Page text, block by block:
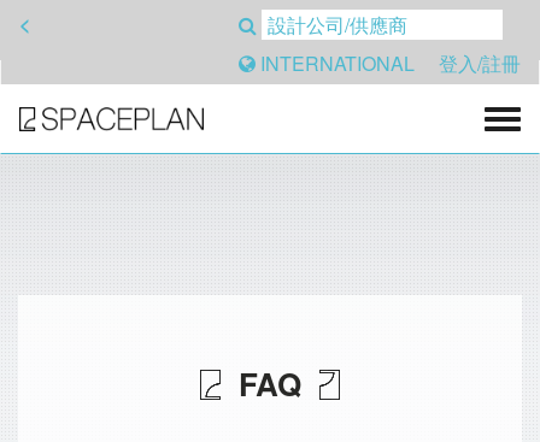
<
INTERNATIONAL
登入/註冊
FAQ